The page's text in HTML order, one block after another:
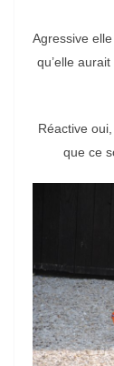
Agressive
qu’elle
Réactive
que ce